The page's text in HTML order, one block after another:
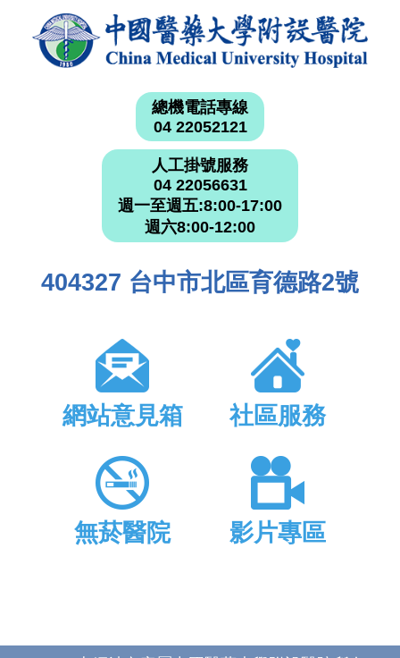
總機電話專線
04 22052121
人工掛號服務
04 22056631
週一至週五:8:00-17:00
週六8:00-12:00
404327 台中市北區育德路2號
網站意見箱 社區服務
無菸醫院 影片專區